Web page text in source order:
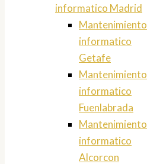
informatico Madrid
Mantenimiento
informatico
Getafe
Mantenimiento
informatico
Fuenlabrada
Mantenimiento
informatico
Alcorcon